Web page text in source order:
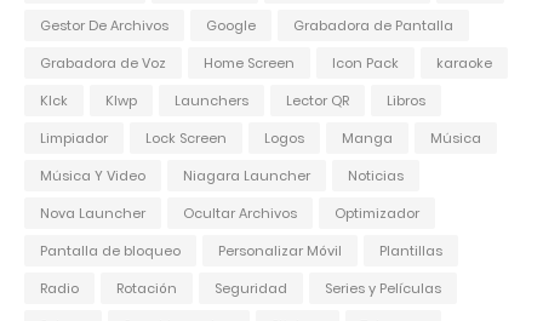
Gestor De Archivos
Google
Grabadora de Pantalla
Grabadora de Voz
Home Screen Icon Pack
karaoke
Klck
Klwp Launchers Lector QR
Libros
Limpiador
Lock Screen Logos Manga
Música
Música Y Video
Niagara Launcher
Noticias
Nova Launcher
Ocultar Archivos
Optimizador
Pantalla de bloqueo
Personalizar Móvil
Plantillas
Radio
Rotación Seguridad
Series y Películas